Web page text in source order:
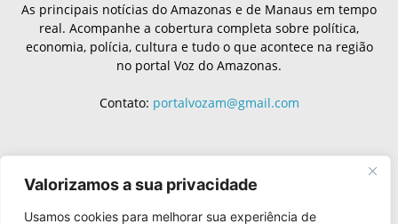
Valorizamos a sua privacidade
Usamos cookies para melhorar sua experiência de
As principais notícias do Amazonas e de Manaus em tempo
real. Acompanhe a cobertura completa sobre política,
economia, polícia, cultura e tudo o que acontece na região
no portal Voz do Amazonas.
Contato: portalvozam@gmail.com